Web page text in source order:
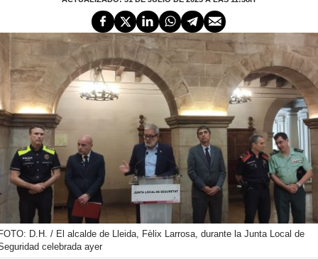
D.H. / El alcalde de Lleida, Fèlix Larrosa, durante la Junta Local de
celebrada ayer